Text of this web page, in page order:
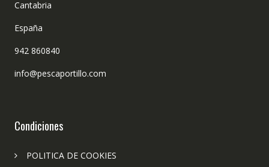
Cantabria
España
942 860840
info@pescaportillo.com
Condiciones
POLITICA DE COOKIES